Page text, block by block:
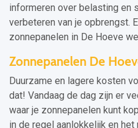
informeren over belasting en
verbeteren van je opbrengst.
zonnepanelen in De Hoeve
Zonnepanelen De
Duurzame en lagere kosten
dat! Vandaag de dag zijn er
waar je zonnepanelen kunt
in de regel aanlokkelijk en het